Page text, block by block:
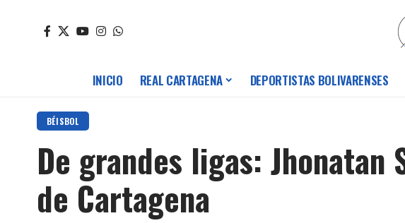
INICIO REAL CARTAGENA DEPORTISTAS BOLIVARENSES
BÉISBOL
De grandes ligas:
de Cartagena